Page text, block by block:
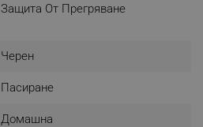
Защита От Прегряване
Черен
Пасиране
Домашна